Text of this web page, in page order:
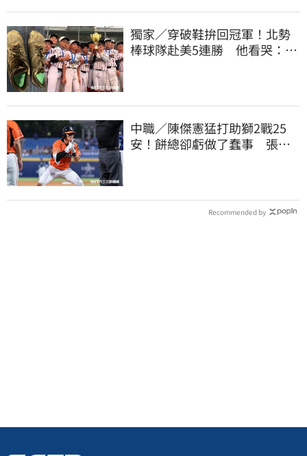
獨家／穿破鞋拚回冠軍！北勢
棒球隊赴美5連勝 他看哭：台
中職／陳傑憲猛打助獅2戰25
安！餅總卻虧做了蠢事 張翔
Recommended by